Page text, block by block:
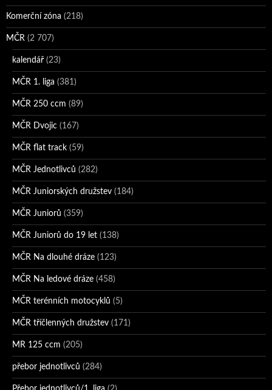
Komerční zóna (218)
MČR (2 707)
kalendář (23)
MČR 1. liga (381)
MČR 250 ccm (89)
MČR Dvojic (167)
MČR flat track (59)
MČR Jednotlivců (282)
MČR Juniorských družstev (184)
MČR Juniorů (359)
MČR Juniorů do 19 let (138)
MČR Na dlouhé dráze (123)
MČR Na ledové dráze (458)
MČR terénních motocyklů (5)
MČR tříčlenných družstev (171)
MR 125 ccm (205)
přebor jednotlivců (284)